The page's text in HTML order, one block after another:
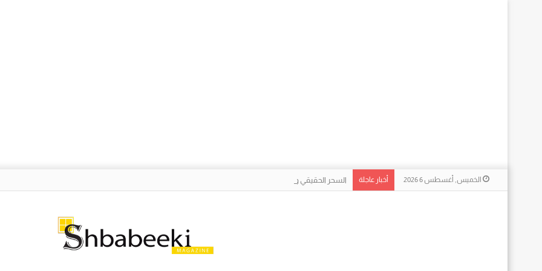
الخميس, أغسطس 6 2026 أخبار عاجلة السحر الحقيقي وراء الشاشة: ما هي “هندسة الأوامر” التي يتحدث عنها الجميع؟